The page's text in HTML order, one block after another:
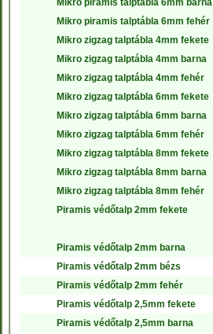
Mikro piramis talptábla 6mm barna
Mikro piramis talptábla 6mm fehér
Mikro zigzag talptábla 4mm fekete
Mikro zigzag talptábla 4mm barna
Mikro zigzag talptábla 4mm fehér
Mikro zigzag talptábla 6mm fekete
Mikro zigzag talptábla 6mm barna
Mikro zigzag talptábla 6mm fehér
Mikro zigzag talptábla 8mm fekete
Mikro zigzag talptábla 8mm barna
Mikro zigzag talptábla 8mm fehér
Piramis védőtalp 2mm fekete
Piramis védőtalp 2mm barna
Piramis védőtalp 2mm bézs
Piramis védőtalp 2mm fehér
Piramis védőtalp 2,5mm fekete
Piramis védőtalp 2,5mm barna